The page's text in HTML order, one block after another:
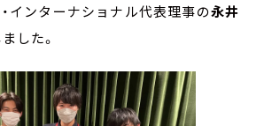
インターナショナル代表理事の永井
した。